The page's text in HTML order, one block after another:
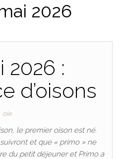
2026
2026 :
d’oisons
oie
le premier oison est né.
et que « primo » ne
du petit déjeuner et Primo a